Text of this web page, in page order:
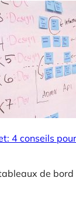
4 conseils
de